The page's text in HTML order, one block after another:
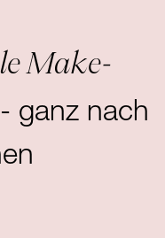
Make-
- ganz nach